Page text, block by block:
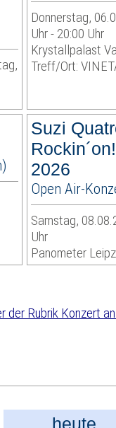
Donnerstag,
Uhr - 20:00 Uhr
Krystallpalast
Treff/Ort:
Suzi
2026
Open Air-
Samstag,
Uhr
Panometer
heute